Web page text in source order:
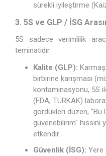
sürekli iyileştirme
3. 5S ve GLP / İSG
5S sadece verimlilik
teminatıdır.
Kalite (GLP):
birbirine karışması
kontaminasyonu, 5S
(FDA, TÜRKAK)
gördükleri düzen, "Bu
güvenebilirim" hissini
etkendir.
Güvenlik (İSG): Yere